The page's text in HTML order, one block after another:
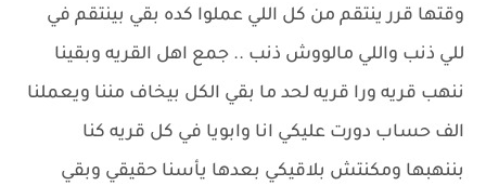
وقتها قرر ينتقم من كل اللي عملوا كده بقي بينتقم في
للي ذنب واللي مالووش ذنب .. جمع اهل القريه وبقينا
ننهب قريه ورا قريه لحد ما بقي الكل بيخاف مننا ويعملنا
الف حساب دورت عليكي انا وابويا في كل قريه كنا
بننهبها ومكنتش بلاقيكي بعدها يأسنا حقيقي وبقي